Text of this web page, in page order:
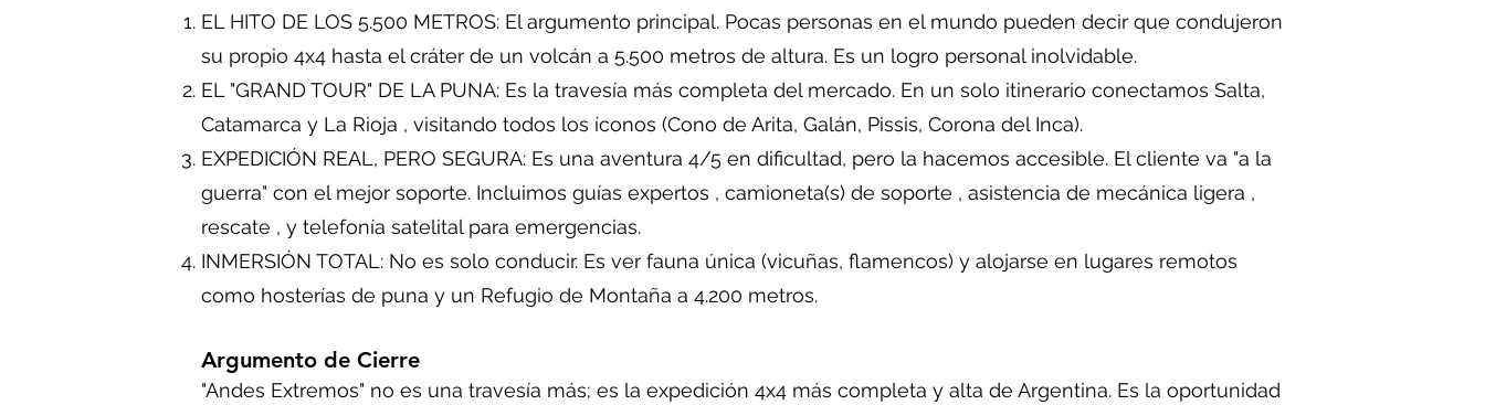
EL HITO DE LOS 5.500 METROS: El argumento principal. Pocas personas en el mundo pueden decir que condujeron
su propio 4x4 hasta el cráter de un volcán a 5.500 metros de altura. Es un logro personal inolvidable.
EL "GRAND TOUR" DE LA PUNA: Es la travesía más completa del mercado. En un solo itinerario conectamos Salta,
Catamarca y La Rioja , visitando todos los íconos (Cono de Arita, Galán, Pissis, Corona del Inca).
EXPEDICIÓN REAL, PERO SEGURA: Es una aventura 4/5 en dificultad, pero la hacemos accesible. El cliente va "a la
guerra" con el mejor soporte. Incluimos guías expertos , camioneta(s) de soporte , asistencia de mecánica ligera ,
rescate , y telefonía satelital para emergencias.
INMERSIÓN TOTAL: No es solo conducir. Es ver fauna única (vicuñas, flamencos) y alojarse en lugares remotos
como hosterías de puna y un Refugio de Montaña a 4.200 metros.
Argumento de Cierre
"Andes Extremos" no es una travesía más; es la expedición 4x4 más completa y alta de Argentina. Es la oportunidad